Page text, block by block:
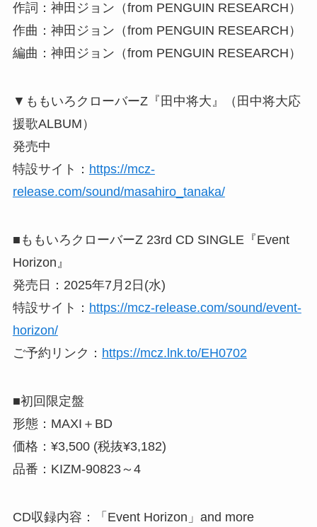
作詞：神田ジョン（from PENGUIN RESEARCH）
作曲：神田ジョン（from PENGUIN RESEARCH）
編曲：神田ジョン（from PENGUIN RESEARCH）
▼ももいろクローバーZ『田中将大』（田中将大応
援歌ALBUM）
発売中
特設サイト： https://mcz-
release.com/sound/masahiro_tanaka/
■ももいろクローバーZ 23rd CD SINGLE『Event
Horizon』
発売日：2025年7月2日(水)
特設サイト： https://mcz-release.com/sound/event-
horizon/
ご予約リンク： https://mcz.lnk.to/EH0702
■初回限定盤
形態：MAXI＋BD
価格：¥3,500 (税抜¥3,182)
品番：KIZM-90823～4
CD収録内容：「Event Horizon」and more